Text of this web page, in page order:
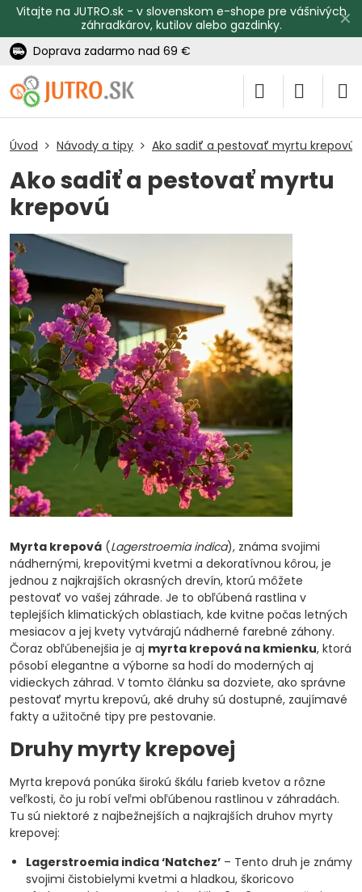
✕
Vitajte na JUTRO.sk - v slovenskom e-shope pre vášnivých
záhradkárov, kutilov alebo gazdinky.
Doprava zadarmo nad 69 €
Úvod Návody a tipy Ako sadiť a pestovať myrtu krepovú
Ako sadiť a pestovať myrtu
krepovú
Myrta krepová (Lagerstroemia indica), známa svojimi
nádhernými, krepovitými kvetmi a dekoratívnou kôrou, je
jednou z najkrajších okrasných drevín, ktorú môžete
pestovať vo vašej záhrade. Je to obľúbená rastlina v
teplejších klimatických oblastiach, kde kvitne počas letných
mesiacov a jej kvety vytvárajú nádherné farebné záhony.
Čoraz obľúbenejšia je aj myrta krepová na kmienku, ktorá
pôsobí elegantne a výborne sa hodí do moderných aj
vidieckych záhrad. V tomto článku sa dozviete, ako správne
pestovať myrtu krepovú, aké druhy sú dostupné, zaujímavé
fakty a užitočné tipy pre pestovanie.
Druhy myrty krepovej
Myrta krepová ponúka širokú škálu farieb kvetov a rôzne
veľkosti, čo ju robí veľmi obľúbenou rastlinou v záhradách.
Tu sú niektoré z najbežnejších a najkrajších druhov myrty
krepovej:
Lagerstroemia indica ‘Natchez’ – Tento druh je známy
svojimi čistobielymi kvetmi a hladkou, škoricovo